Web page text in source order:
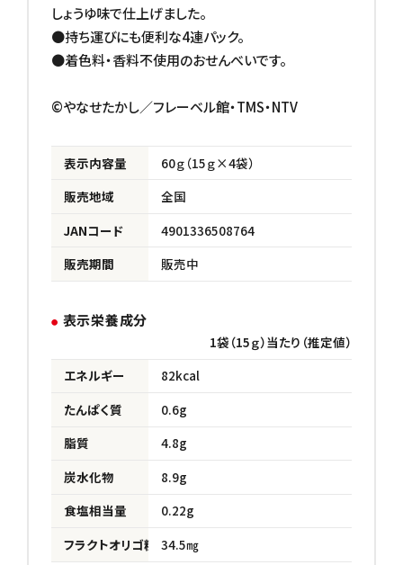
しょうゆ味で仕上げました。
●持ち運びにも便利な4連パック。
●着色料・香料不使用のおせんべいです。
©やなせたかし／フレーベル館・TMS・NTV
表示内容量
60ｇ（15ｇ×4袋）
販売地域
全国
JANコード
4901336508764
販売期間
販売中
表示栄養成分
1袋（15ｇ）当たり（推定値）
エネルギー
82kcal
たんぱく質
0.6g
脂質
4.8g
炭水化物
8.9g
食塩相当量
0.22g
フラクトオリゴ糖
34.5㎎